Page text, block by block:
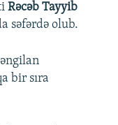
Rəcəb Tayyib
səfərdə olub.
bir sıra